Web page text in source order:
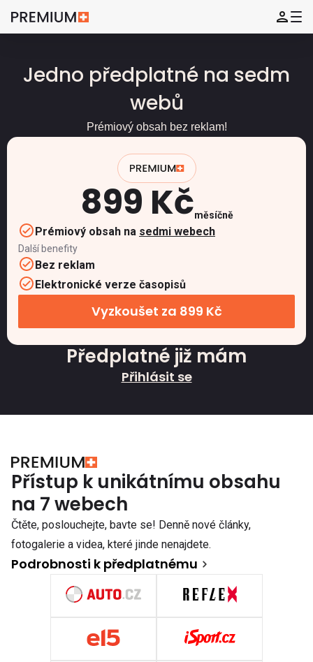
Jedno předplatné na sedm
webů
Prémiový obsah bez reklam!
899 Kčměsíčně
Prémiový obsah na sedmi webech
Další benefity
Bez reklam
Elektronické verze časopisů
Vyzkoušet za 899 Kč
Předplatné již mám
Přihlásit se
Přístup k unikátnímu obsahu
na 7 webech
Čtěte, poslouchejte, bavte se! Denně nové články,
fotogalerie a videa, které jinde nenajdete.
Podrobnosti k předplatnému